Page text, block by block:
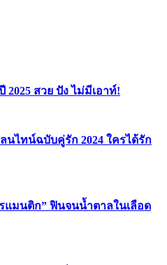
2025 สวย ปัง ไม่มีเอาท์!
นไทน์ฉบับคู่รัก 2024 ใครได้รัก
แมนติก” ฟินจนน้ำตาลในเลือด